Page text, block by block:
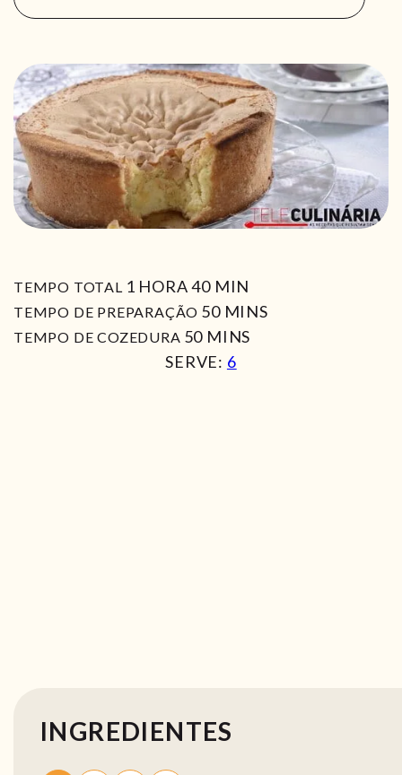
TEMPO TOTAL 1 HORA
HORA 40MIN
MIN
TEMPO DE PREPARAÇÃO 50MIN
MINS
TEMPO DE COZEDURA 50MIN
MINS
SERVE: 6
INGREDIENTES